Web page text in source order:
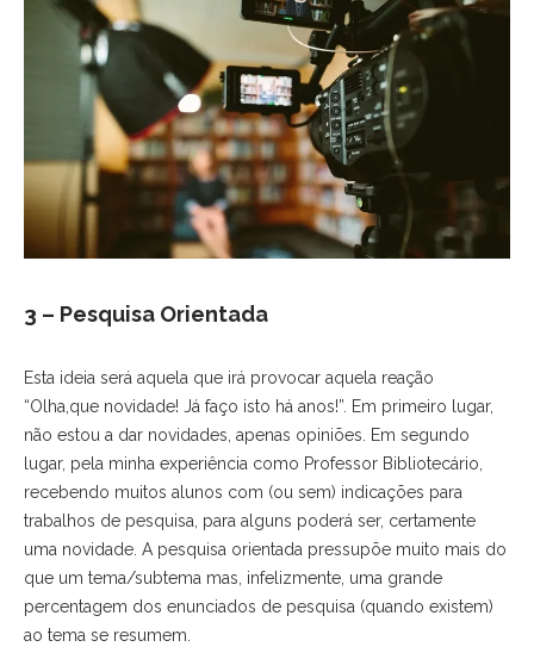
3 – Pesquisa Orientada
Esta ideia será aquela que irá provocar aquela reação
“Olha,que novidade! Já faço isto há anos!”. Em primeiro lugar,
não estou a dar novidades, apenas opiniões. Em segundo
lugar, pela minha experiência como Professor Bibliotecário,
recebendo muitos alunos com (ou sem) indicações para
trabalhos de pesquisa, para alguns poderá ser, certamente
uma novidade. A pesquisa orientada pressupõe muito mais do
que um tema/subtema mas, infelizmente, uma grande
percentagem dos enunciados de pesquisa (quando existem)
ao tema se resumem.